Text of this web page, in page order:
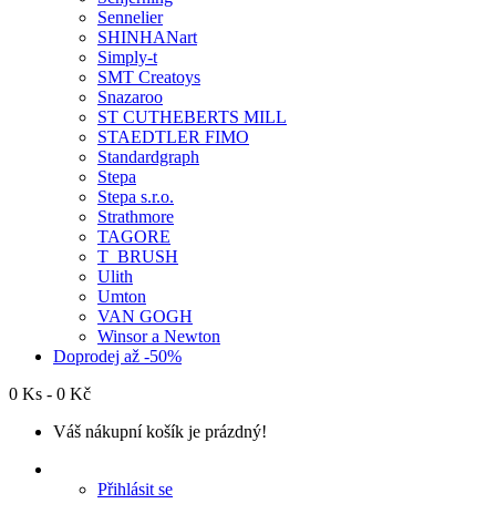
Sennelier
SHINHANart
Simply-t
SMT Creatoys
Snazaroo
ST CUTHEBERTS MILL
STAEDTLER FIMO
Standardgraph
Stepa
Stepa s.r.o.
Strathmore
TAGORE
T_BRUSH
Ulith
Umton
VAN GOGH
Winsor a Newton
Doprodej až -50%
0 Ks - 0 Kč
Váš nákupní košík je prázdný!
Přihlásit se